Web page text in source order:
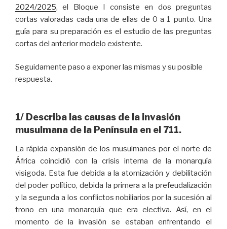
2024/2025, el Bloque I consiste en dos preguntas
cortas valoradas cada una de ellas de 0 a 1 punto. Una
guía para su preparación es el estudio de las preguntas
cortas del anterior modelo existente.
Seguidamente paso a exponer las mismas y su posible
respuesta.
1/ Describa las causas de la invasión
musulmana de la Península en el 711.
La rápida expansión de los musulmanes por el norte de
África coincidió con la crisis interna de la monarquía
visigoda. Esta fue debida a la atomización y debilitación
del poder político, debida la primera a la prefeudalización
y la segunda a los conflictos nobiliarios por la sucesión al
trono en una monarquía que era electiva. Así, en el
momento de la invasión se estaban enfrentando el